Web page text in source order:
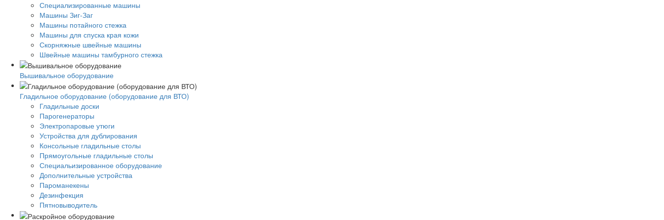
Специализированные машины
Машины Зиг-Заг
Машины потайного стежка
Машины для спуска края кожи
Скорняжные швейные машины
Швейные машины тамбурного стежка
Вышивальное оборудование
Гладильное оборудование (оборудование для ВТО)
Гладильные доски
Парогенераторы
Электропаровые утюги
Устройства для дублирования
Консольные гладильные столы
Прямоугольные гладильные столы
Специальизированное оборудование
Дополнительные устройства
Пароманекены
Дезинфекция
Пятновыводитель